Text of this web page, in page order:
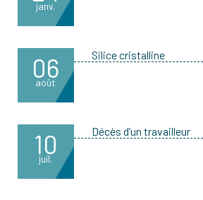
janv.
06
août
Silice cristalline
10
juil.
Décès d’un travailleur